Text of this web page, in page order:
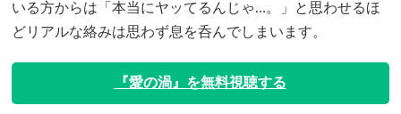
いる方からは「本当にヤッてるんじゃ…。」と思わせるほ
どリアルな絡みは思わず息を呑んでしまいます。
『愛の渦』を無料視聴する